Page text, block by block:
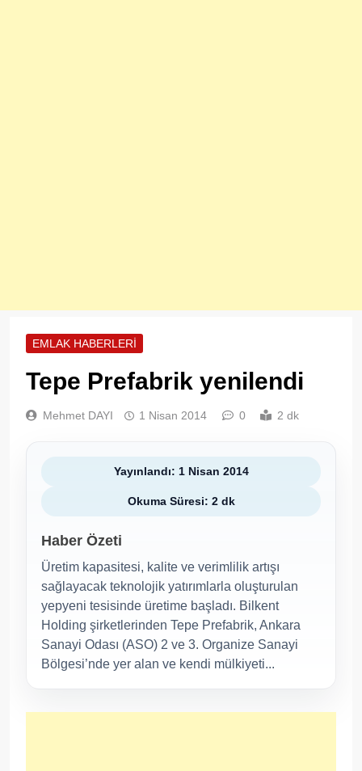
EMLAK HABERLERI
Tepe Prefabrik yenilendi
Mehmet DAYI 1 Nisan 2014 0 2 dk
Yayınlandı: 1 Nisan 2014
Okuma Süresi: 2 dk
Haber Özeti
Üretim kapasitesi, kalite ve verimlilik artışı
sağlayacak teknolojik yatırımlarla oluşturulan
yepyeni tesisinde üretime başladı. Bilkent
Holding şirketlerinden Tepe Prefabrik, Ankara
Sanayi Odası (ASO) 2 ve 3. Organize Sanayi
Bölgesi’nde yer alan ve kendi mülkiyeti...